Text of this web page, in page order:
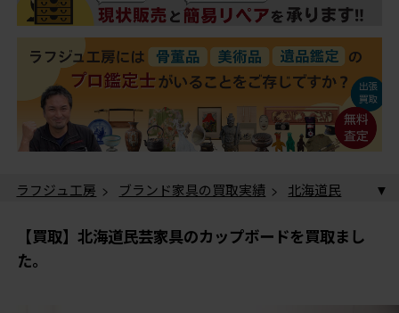
ラフジュ工房 > ブランド家具の買取実績 >
北海道民
ボードを買取ました。
【買取】北海道民芸家具のカップボードを買取まし
た。